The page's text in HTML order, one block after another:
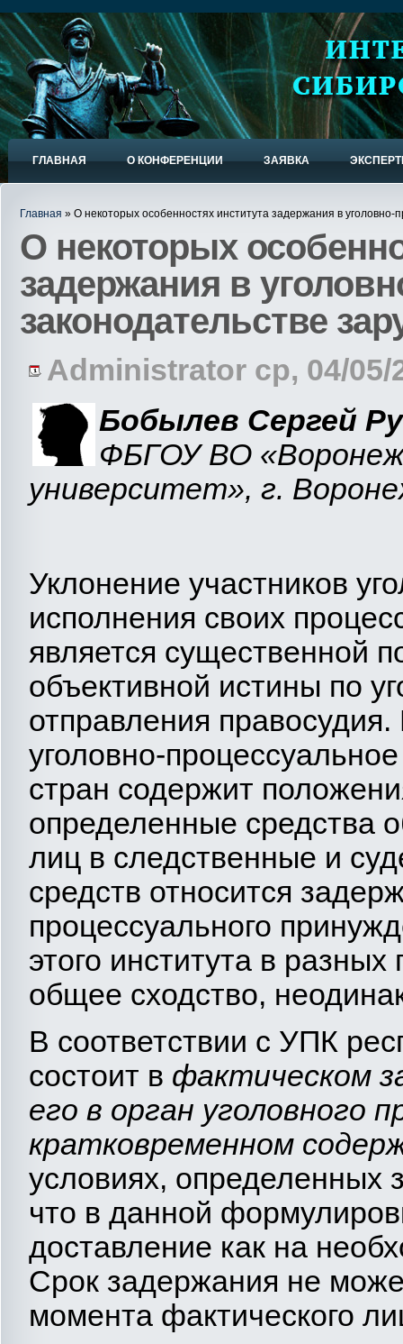
ГЛАВНАЯ О КОНФЕРЕНЦИИ ЗАЯВКА
Главная » О некоторых особенностях института задержания в
О некоторых
задержания в
законодательстве
Administrator ср, 04/05/
Бобылев Сергей
ФБГОУ ВО
университет», г.
Уклонение участников
исполнения своих
является существенной
объективной истины по
отправления
уголовно-
стран содержит
определенные средства
лиц в следственные и
средств относится
процессуального
этого института в
общее сходство,
В соответствии с УПК
состоит в фактическом
его в орган уголовного
кратковременном
условиях, определенных
что в данной
доставление как на
Срок задержания не
момента фактического